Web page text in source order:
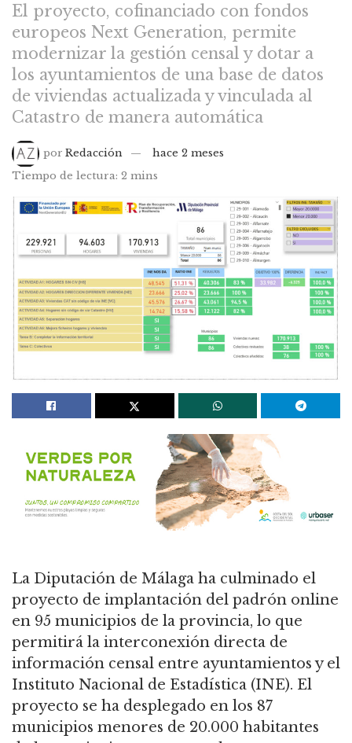
El proyecto, cofinanciado con fondos
europeos Next Generation, permite
modernizar la gestión censal y dotar a
los ayuntamientos de una base de datos
de viviendas actualizada y vinculada al
Catastro de manera automática
por Redacción
hace 2 meses
Tiempo de lectura: 2 mins
La Diputación de Málaga ha culminado el
proyecto de implantación del padrón online
en 95 municipios de la provincia, lo que
permitirá la interconexión directa de
información censal entre ayuntamientos y el
Instituto Nacional de Estadística (INE). El
proyecto se ha desplegado en los 87
municipios menores de 20.000 habitantes